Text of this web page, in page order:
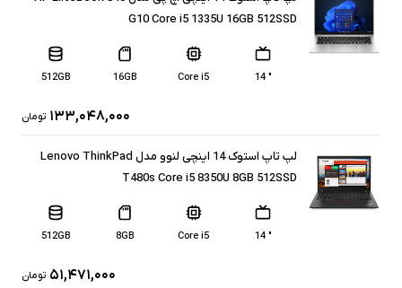
G10 Core i5 1335U 16GB 512SSD
" 14
Core i5
16GB
512GB
۱۳۳,۰۴۸,۰۰۰ تومان
لپ تاپ استوک 14 اینچی لنوو مدل Lenovo ThinkPad
T480s Core i5 8350U 8GB 512SSD
" 14
Core i5
8GB
512GB
۵۱,۴۷۱,۰۰۰ تومان